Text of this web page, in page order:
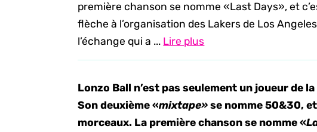
première chanson se nomme «Last Days», et
flèche à l’organisation des Lakers de Los
l’échange qui a ... Lire plus
Lonzo Ball n’est pas seulement un joueur de
Son deuxième «mixtape» se nomme 50&30,
morceaux. La première chanson se nomme «